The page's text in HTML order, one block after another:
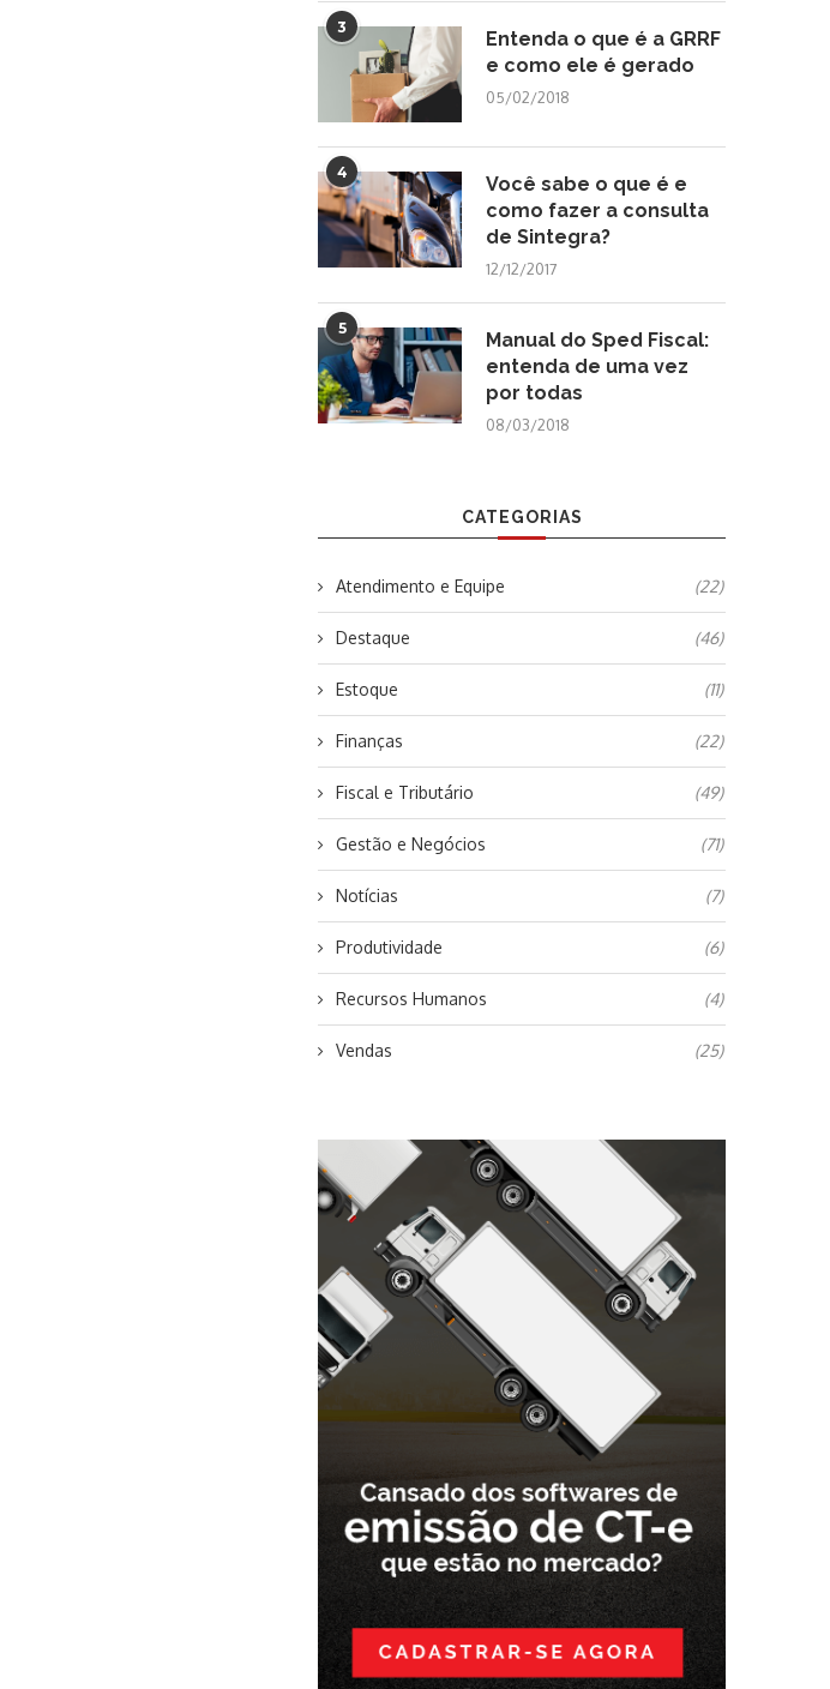
3
Entenda o que é a GRRF
e como ele é gerado
05/02/2018
4
Você sabe o que é e
como fazer a consulta
de Sintegra?
12/12/2017
5
Manual do Sped Fiscal:
entenda de uma vez
por todas
08/03/2018
CATEGORIAS
Atendimento e Equipe (22)
Destaque (46)
Estoque (11)
Finanças (22)
Fiscal e Tributário (49)
Gestão e Negócios (71)
Notícias (7)
Produtividade (6)
Recursos Humanos (4)
Vendas (25)